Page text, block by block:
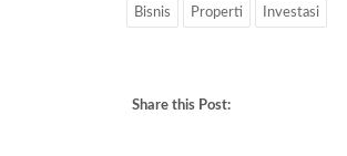
Bisnis Properti Investasi
Share this Post: